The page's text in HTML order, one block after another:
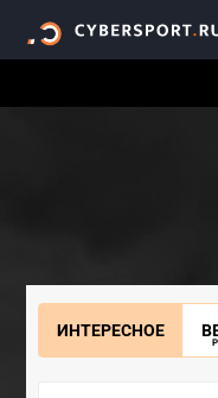
ИНТЕРЕСНОЕ